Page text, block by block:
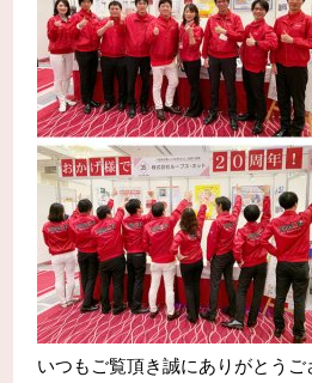
いつもご覧頂き誠にありがとうご